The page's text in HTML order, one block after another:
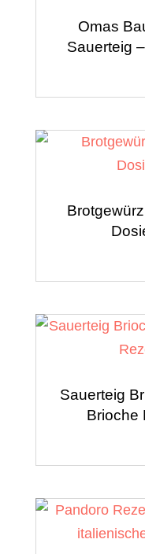
Omas
Sauerteig
Sauerteig
Brioche